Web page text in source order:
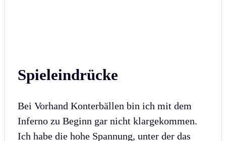
Spieleindrücke
Bei Vorhand Konterbällen bin ich mit dem
Inferno zu Beginn gar nicht klargekommen.
Ich habe die hohe Spannung, unter der das